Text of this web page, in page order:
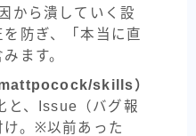
から潰していく設
防ぎ、「本当に直
ます。
skills）
と、Issue（バグ報
け。※以前あった